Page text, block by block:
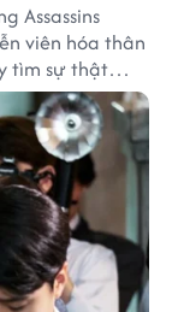
Assassins
viên hóa thân
tìm sự thật
Hàn Quốc.